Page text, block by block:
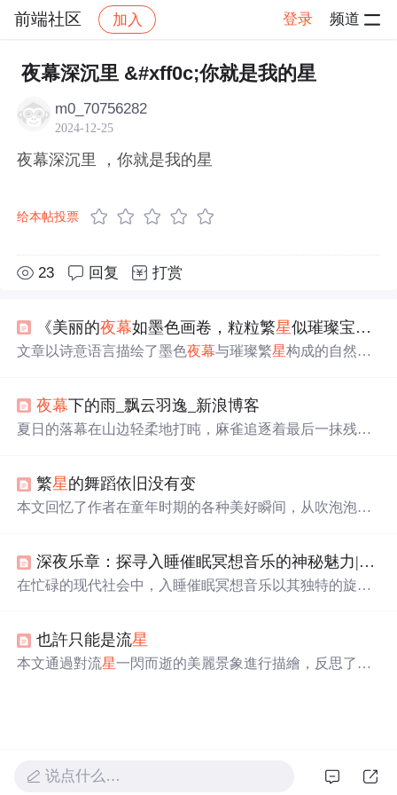
前端社区 加入 登录 频道
社区 前端社区 感慨 帖子详情
夜幕深沉里 &#xff0c;你就是我的星
m0_70756282
2024-12-25
夜幕深沉里 ，你就是我的星
给本帖投票
23 回复 打赏
《美丽的夜幕如墨色画卷，粒粒繁星似璀璨宝石点缀其间。繁
文章以诗意语言描绘了墨色夜幕与璀璨繁星构成的自然景
的文学化表达，不涉及天文观测技术、物理机制或信息技
术应用。
夜幕下的雨_飘云羽逸_新浪博客
夏日的落幕在山边轻柔地打盹，麻雀追逐着最后一抹残
了一袭彩霞的外衣。河边的渔人收起钓竿，迎着昏黄的屋
檐，圆月将夜色揽入怀中，大山便在安详中安然睡去。
繁星的舞蹈依旧没有变
本文回忆了作者在童年时期的各种美好瞬间，从吹泡泡到
深夜乐章：探寻入睡催眠冥想音乐的神秘魅力|流静
在忙碌的现代社会中，入睡催眠冥想音乐以其独特的旋律
提醒我们在忙碌中放慢脚步，倾听内心声音。
也許只能是流星
本文通過對流星一閃而逝的美麗景象進行描繪，反思了生
说点什么…